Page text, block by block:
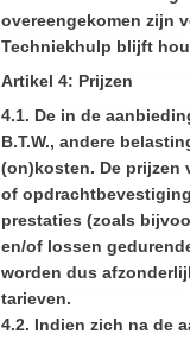
overeengekomen zijn
Techniekhulp blijft
Artikel 4: Prijzen
4.1. De in de
B.T.W., andere
(on)kosten. De prijzen
of
prestaties (zoals
en/of lossen
worden dus
tarieven.
4.2. Indien zich na de